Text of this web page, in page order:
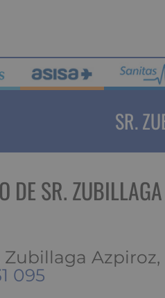
SR.
DE SR. ZUBILLAGA
Zubillaga Azpiroz,
095